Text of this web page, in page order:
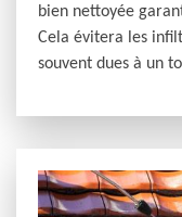
bien nettoyée
Cela évitera les
souvent dues à un